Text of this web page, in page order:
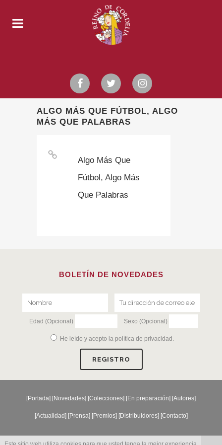
ALGO MÁS QUE FÚTBOL, ALGO
MÁS QUE PALABRAS
Algo Más Que
Fútbol, Algo Más
Que Palabras
BOLETÍN DE NOVEDADES
Edad (Opcional) Sexo (Opcional)
He leído y acepto la política de privacidad .
[Portada] [Novedades] [Colecciones] [En preparación] [Autores]
[Actualidad] [Prensa] [Premios] [Distribuidores] [Contacto]